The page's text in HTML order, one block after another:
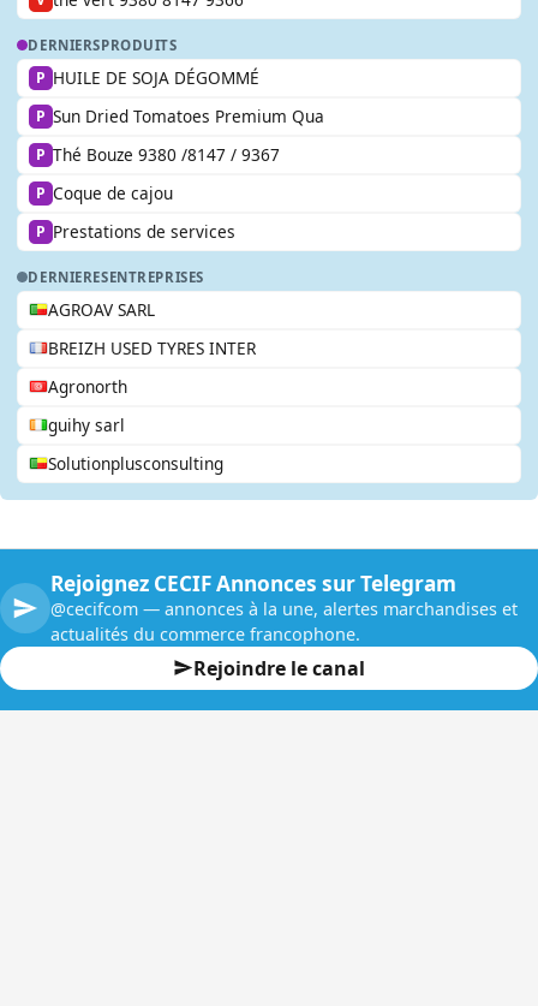
DERNIERSPRODUITS
P HUILE DE SOJA DÉGOMMÉ
P Sun Dried Tomatoes Premium Qua
P Thé Bouze 9380 /8147 / 9367
P Coque de cajou
P Prestations de services
DERNIERESENTREPRISES
AGROAV SARL
BREIZH USED TYRES INTER
Agronorth
guihy sarl
Solutionplusconsulting
Rejoignez CECIF Annonces sur Telegram
@cecifcom — annonces à la une, alertes marchandises et
actualités du commerce francophone.
Rejoindre le canal